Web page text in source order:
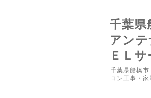
千葉
アン
ＥＬサ
千葉県船橋
コン工事・家